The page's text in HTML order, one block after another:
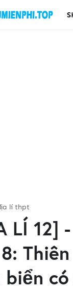
lí thpt
LÍ 12]
biển